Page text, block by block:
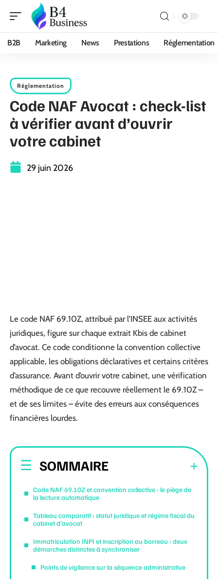
B2B Marketing News Prestations Réglementation
Réglementation
Code NAF Avocat : check-list
à vérifier avant d’ouvrir
votre cabinet
29 juin 2026
Le code NAF 69.10Z, attribué par l’INSEE aux activités
juridiques, figure sur chaque extrait Kbis de cabinet
d’avocat. Ce code conditionne la convention collective
applicable, les obligations déclaratives et certains critères
d’assurance. Avant d’ouvrir votre cabinet, une vérification
méthodique de ce que recouvre réellement le 69.10Z –
et de ses limites – évite des erreurs aux conséquences
financières lourdes.
SOMMAIRE
Code NAF 69.10Z et convention collective : le piège de
la lecture automatique
Tableau comparatif : statut juridique et régime fiscal du
cabinet d’avocat
Immatriculation INPI et inscription au barreau : deux
démarches distinctes à synchroniser
Points de vigilance sur la séquence administrative